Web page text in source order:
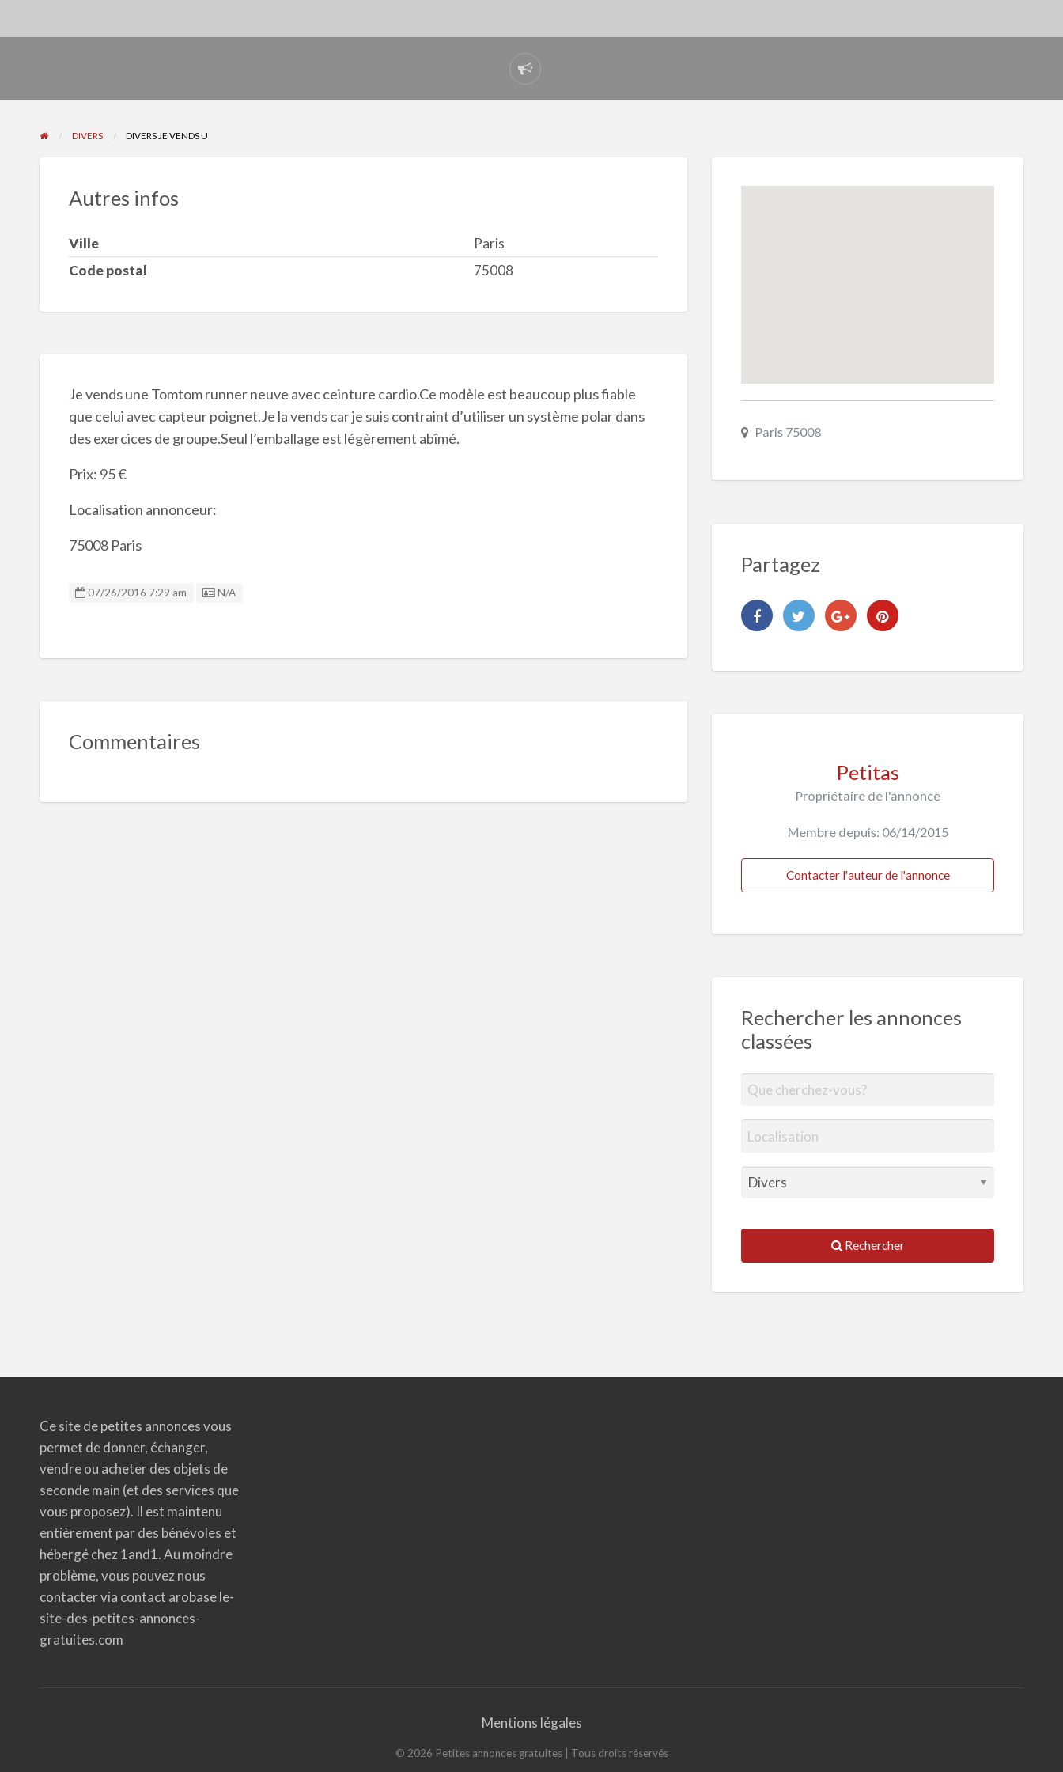
Signaler
un
DIVERS DIVERS JE VENDS U
Autres infos
Ville
Paris
Code postal
75008
Je vends une Tomtom runner neuve avec ceinture cardio.Ce modèle est beaucoup plus fiable
que celui avec capteur poignet.Je la vends car je suis contraint d’utiliser un système polar dans
des exercices de groupe.Seul l’emballage est légèrement abîmé.
Prix: 95 €
Localisation annonceur:
75008 Paris
07/26/2016 7:29 am Listing ID
N/A
Commentaires
Paris 75008
Partagez
Petitas
Propriétaire de l'annonce
Membre depuis: 06/14/2015
Contacter l'auteur de l'annonce
Rechercher les annonces
classées
Rechercher
Ce site de petites annonces vous
permet de donner, échanger,
vendre ou acheter des objets de
seconde main (et des services que
vous proposez). Il est maintenu
entièrement par des bénévoles et
hébergé chez 1and1. Au moindre
problème, vous pouvez nous
contacter via contact arobase le-
site-des-petites-annonces-
gratuites.com
Mentions légales
© 2026 Petites annonces gratuites| Tous droits réservés